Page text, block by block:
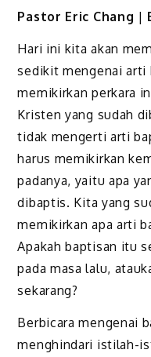
Pastor Eric Chang |
Hari ini kita akan
sedikit mengenai arti
memikirkan perkara
Kristen yang sudah
tidak mengerti arti
harus memikirkan
padanya, yaitu apa
dibaptis. Kita yang
memikirkan apa arti
Apakah baptisan itu
pada masa lalu,
sekarang?
Berbicara mengenai
menghindari istilah-